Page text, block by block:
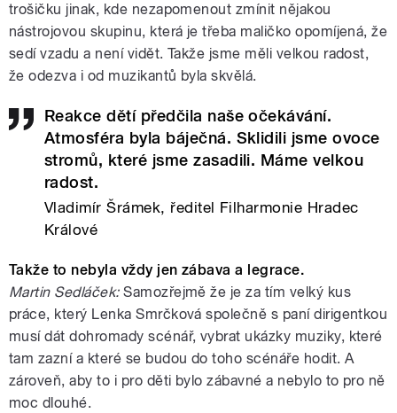
trošičku jinak, kde nezapomenout zmínit nějakou
nástrojovou skupinu, která je třeba maličko opomíjená, že
sedí vzadu a není vidět. Takže jsme měli velkou radost,
že odezva i od muzikantů byla skvělá.
Reakce dětí předčila naše očekávání.
Atmosféra byla báječná. Sklidili jsme ovoce
stromů, které jsme zasadili. Máme velkou
radost.
Vladimír Šrámek, ředitel Filharmonie Hradec
Králové
Takže to nebyla vždy jen zábava a legrace.
Martin Sedláček:Samozřejmě že je za tím velký kus
práce, který Lenka Smrčková společně s paní dirigentkou
musí dát dohromady scénář, vybrat ukázky muziky, které
tam zazní a které se budou do toho scénáře hodit. A
zároveň, aby to i pro děti bylo zábavné a nebylo to pro ně
moc dlouhé.